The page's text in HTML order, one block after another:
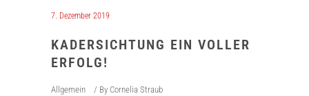
7. Dezember 2019
KADERSICHTUNG EIN VOLLER
ERFOLG!
Allgemein By Cornelia Straub